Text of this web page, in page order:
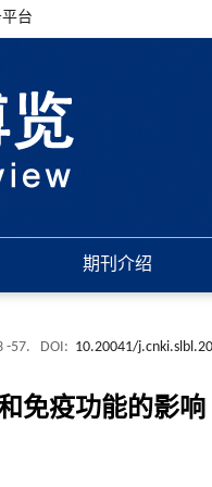
台
期刊介绍
-57. DOI: 10.20041/
免疫功能的影响